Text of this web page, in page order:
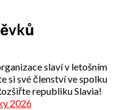
slaví v letošním
si své členství ve spolku
republiku Slavia!
2026